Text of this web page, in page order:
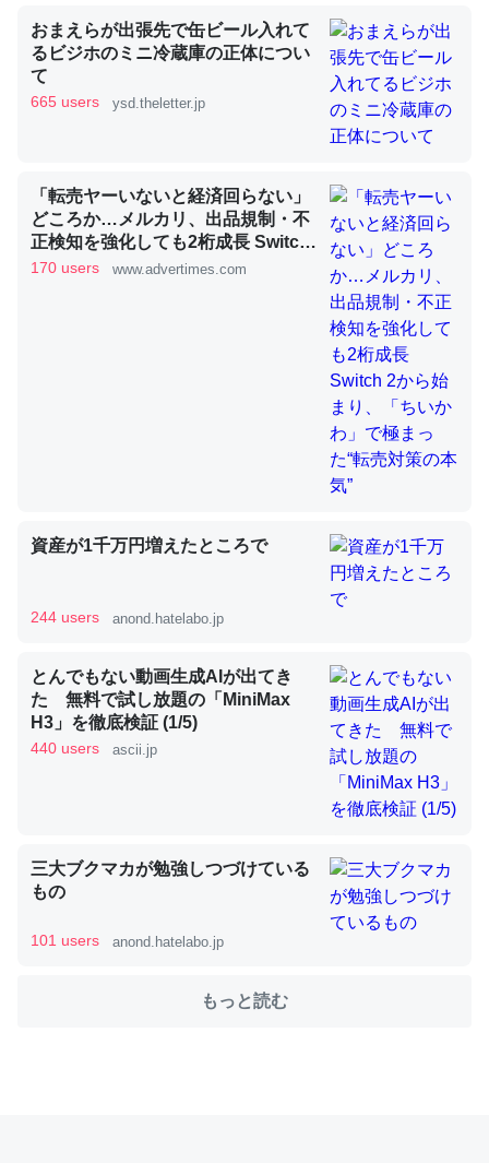
くらい。小説でいう「ずっと前の伏線」は回収されないけ
ど、短期記憶というには多い分量。進化すればするほど分
かりやすく強くなりそう
─GPTの仕組みと限界についての考察（１） - conceptualization
昆虫ってカルシウム少ないのか。知らんかった。調べたら
コオロギのカルシウム分はエビの600分の1程度。
─ニュース :: 【研究発表】昆虫学の大問題＝「昆虫はなぜ海にいな
論文では「淡水はカルシウムも酸素も不足してて両方に不
いる鋏角類（カブトガニ・ウミグモ）はカルシウムを使わ
ずキチンを強化してる筈だが、酵素が違うのか？
─ニュース :: 【研究発表】昆虫学の大問題＝「昆虫はなぜ海にいな
これを元に考えるとカルシウムを大量に使う脊椎動物と貝
類は苦労してるんだな…。腹足類だと殻を無くしてナメク
ウチもEchoを実家に置いて４年。でたまに覗いてる。ぼ
ちぼちRingも置こうかと画策中。あと、Googleマップで
おまえらが出張先で缶ビール入れて
るビジホのミニ冷蔵庫の正体につい
て
665 users ysd.theletter.jp
「転売ヤーいないと経済回らない」
どころか…メルカリ、出品規制・不
正検知を強化しても2桁成長 Switch
2から始まり、「ちいかわ」で極ま
170 users www.advertimes.com
資産が1千万円増えたところで
244 users anond.hatelabo.jp
とんでもない動画生成AIが出てき
た 無料で試し放題の「MiniMax
H3」を徹底検証 (1/5)
440 users ascii.jp
三大ブクマカが勉強しつづけている
もの
101 users anond.hatelabo.jp
もっと読む